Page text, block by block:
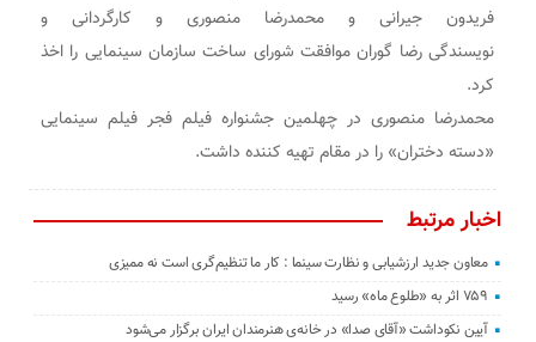
فریدون جیرانی و محمدرضا منصوری و کارگردانی و
نویسندگی رضا گوران موافقت شورای ساخت سازمان سینمایی را اخذ
کرد.
محمدرضا منصوری در چهلمین جشنواره فیلم فجر فیلم سینمایی
«دسته دختران» را در مقام تهیه کننده داشت.
اخبار مرتبط
معاون جدید ارزشیابی و نظارت سینما : کار ما تنظیم‌گری است نه ممیزی
۷۵۹ اثر به «طلوع ماه» رسید
آیین نکوداشت «آقای صدا» در خانه‌ی هنرمندان ایران برگزار می‌شود